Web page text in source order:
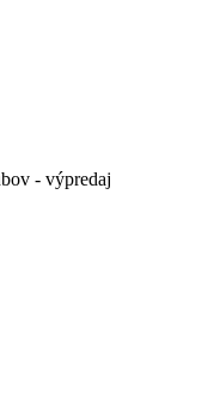
- výpredaj